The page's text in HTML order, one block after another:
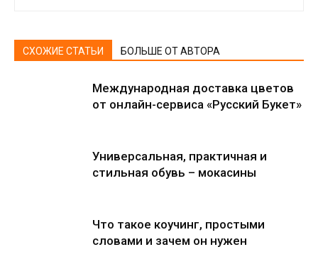
СХОЖИЕ СТАТЬИ БОЛЬШЕ ОТ АВТОРА
Международная доставка цветов
от онлайн-сервиса «Русский Букет»
Универсальная, практичная и
стильная обувь – мокасины
Что такое коучинг, простыми
словами и зачем он нужен